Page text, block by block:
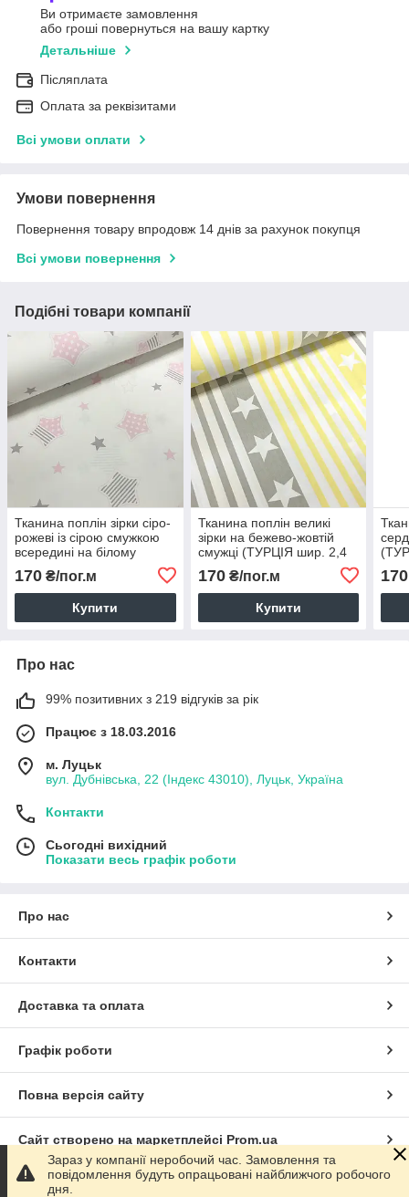
Ви отримаєте замовлення
або гроші повернуться на вашу картку
Детальніше
Післяплата
Оплата за реквізитами
Всі умови оплати
Умови повернення
Повернення товару впродовж 14 днів за рахунок покупця
Всі умови повернення
Подібні товари компанії
Тканина поплін зірки сіро-
рожеві із сірою смужкою
всередині на білому
(ТУРЦІЯ шир. 2,4 м) (R-
FR-0176)
170 ₴/пог.м
Купити
Тканина поплін великі
зірки на бежево-жовтій
смужці (ТУРЦІЯ шир. 2,4
170₴/пог.м
Купити
170
Про нас
99% позитивних з 219 відгуків за рік
Працює з 18.03.2016
м. Луцьк
вул. Дубнівська, 22 (Індекс 43010), Луцьк, Україна
Контакти
Сьогодні вихідний
Показати весь графік роботи
Про нас
Контакти
Доставка та оплата
Графік роботи
Повна версія сайту
Сайт створено на маркетплейсі Prom.ua
Політика конфіденційності
Зараз у компанії неробочий час. Замовлення та
повідомлення будуть опрацьовані найближчого робочого
дня.